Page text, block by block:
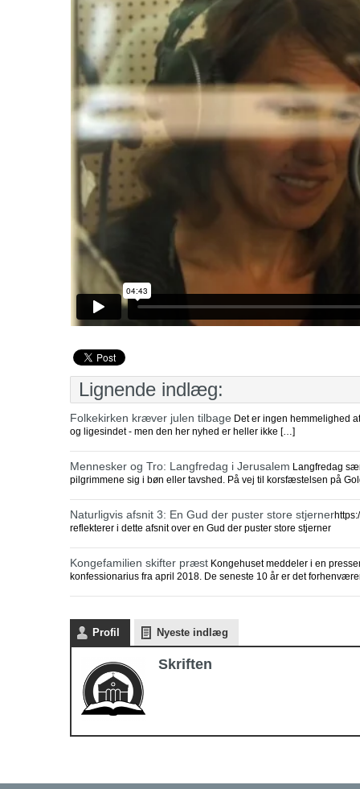
Lignende indlæg:
Folkekirken kræver julen tilbage Det er ingen hemmelighed
og ligesindet - men den her nyhed er heller ikke […]
Mennesker og Tro: Langfredag i Jerusalem Langfredag
pilgrimmene sig i bøn eller tavshed. På vej til korsfæstelsen på
Naturligvis afsnit 3: En Gud der puster store stjerner
reflekterer i dette afsnit over en Gud der puster store stjerner
Kongefamilien skifter præst Kongehuset meddeler i en
konfessionarius fra april 2018. De seneste 10 år er det
Profil Nyeste indlæg
Skriften